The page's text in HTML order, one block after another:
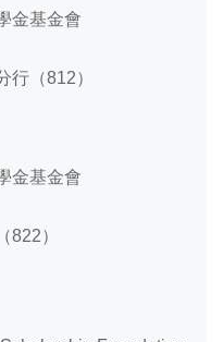
金基金會
行（812）
金基金會
822）